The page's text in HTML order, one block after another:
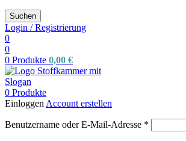
Suchen
Login / Registrierung
0
0
0 Produkte 0,00 €
0 Produkte
Einloggen Account erstellen
Benutzername oder E-Mail-Adresse *